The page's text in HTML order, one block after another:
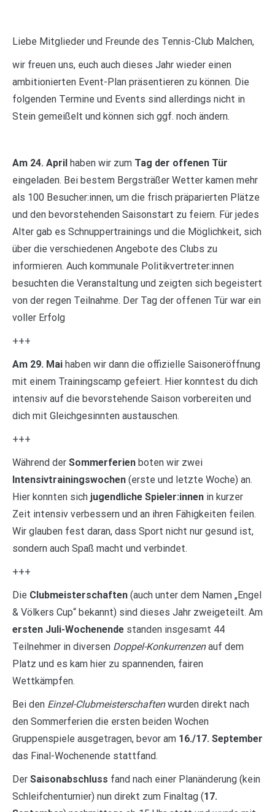
Liebe Mitglieder und Freunde des Tennis-Club Malchen,
wir freuen uns, euch auch dieses Jahr wieder einen
ambitionierten Event-Plan präsentieren zu können. Die
folgenden Termine und Events sind allerdings nicht in
Stein gemeißelt und können sich ggf. noch ändern.
Am 24. April haben wir zum Tag der offenen Tür
eingeladen. Bei bestem Bergsträßer Wetter kamen mehr
als 100 Besucher:innen, um die frisch präparierten Plätze
und den bevorstehenden Saisonstart zu feiern. Für jedes
Alter gab es Schnuppertrainings und die Möglichkeit, sich
über die verschiedenen Angebote des Clubs zu
informieren. Auch kommunale Politikvertreter:innen
besuchten die Veranstaltung und zeigten sich begeistert
von der regen Teilnahme. Der Tag der offenen Tür war ein
voller Erfolg
+++
Am 29. Mai haben wir dann die offizielle Saisoneröffnung
mit einem Trainingscamp gefeiert. Hier konntest du dich
intensiv auf die bevorstehende Saison vorbereiten und
dich mit Gleichgesinnten austauschen.
+++
Während der Sommerferien boten wir zwei
Intensivtrainingswochen (erste und letzte Woche) an.
Hier konnten sich jugendliche Spieler:innen in kurzer
Zeit intensiv verbessern und an ihren Fähigkeiten feilen.
Wir glauben fest daran, dass Sport nicht nur gesund ist,
sondern auch Spaß macht und verbindet.
+++
Die Clubmeisterschaften (auch unter dem Namen „Engel
& Völkers Cup“ bekannt) sind dieses Jahr zweigeteilt. Am
ersten Juli-Wochenende standen insgesamt 44
Teilnehmer in diversen Doppel-Konkurrenzenauf dem
Platz und es kam hier zu spannenden, fairen
Wettkämpfen.
Bei den Einzel-Clubmeisterschaftenwurden direkt nach
den Sommerferien die ersten beiden Wochen
Gruppenspiele ausgetragen, bevor am 16./17. September
das Final-Wochenende stattfand.
Der Saisonabschluss fand nach einer Planänderung (kein
Schleifchenturnier) nun direkt zum Finaltag (17.